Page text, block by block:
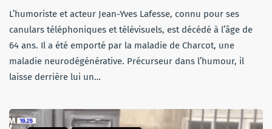
L’humoriste et acteur Jean-Yves Lafesse, connu pour ses
canulars téléphoniques et télévisuels, est décédé à l’âge de
64 ans. Il a été emporté par la maladie de Charcot, une
maladie neurodégénérative. Précurseur dans l’humour, il
laisse derrière lui un…